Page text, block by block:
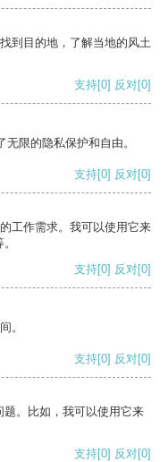
到目的地，了解当地的风土
支持[0] 反对[0]
限的隐私保护和自由。
支持[0] 反对[0]
工作需求。我可以使用它来
支持[0] 反对[0]
。
支持[0] 反对[0]
。比如，我可以使用它来
支持[0] 反对[0]